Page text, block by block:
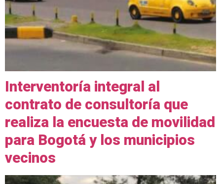
Interventoría integral al
contrato de consultoría que
realiza la encuesta de movilidad
para Bogotá y los municipios
vecinos